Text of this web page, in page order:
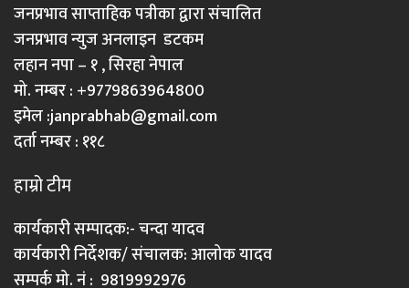
जनप्रभाव साप्ताहिक पत्रीका द्वारा संचालित
जनप्रभाव न्युज अनलाइन डटकम
लहान नपा – १ , सिरहा नेपाल
मो. नम्बर : +9779863964800
इमेल :janprabhab@gmail.com
दर्ता नम्बर : ११८
हाम्रो टीम
कार्यकारी सम्पादक:- चन्दा यादव
कार्यकारी निर्देशक/ संचालक: आलोक यादव
सम्पर्क मो. नं : 9819992976